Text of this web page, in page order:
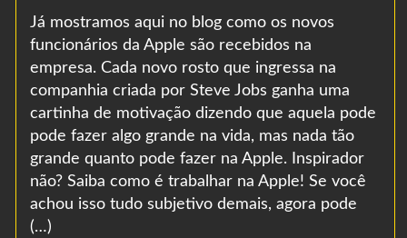
Já mostramos aqui no blog como os novos
funcionários da Apple são recebidos na
empresa. Cada novo rosto que ingressa na
companhia criada por Steve Jobs ganha uma
cartinha de motivação dizendo que aquela pode
pode fazer algo grande na vida, mas nada tão
grande quanto pode fazer na Apple. Inspirador
não? Saiba como é trabalhar na Apple! Se você
achou isso tudo subjetivo demais, agora pode
(…)